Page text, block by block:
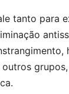
tanto para